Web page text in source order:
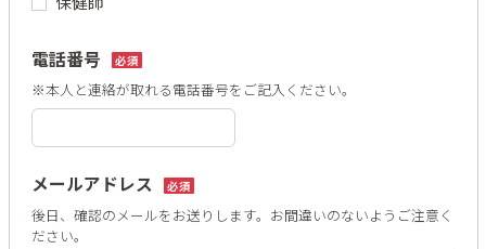
電話番号 必須
※本人と連絡が取れる電話番号をご記入ください。
メールアドレス 必須
後日、確認のメールをお送りします。お間違いのないようご注意く
ださい。